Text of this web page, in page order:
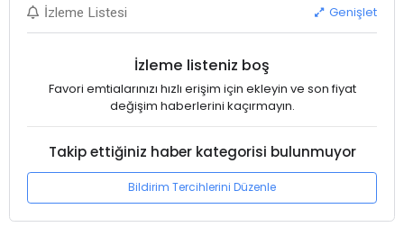
İzleme Listesi Genişlet
İzleme listeniz boş
Favori emtialarınızı hızlı erişim için ekleyin ve son fiyat
değişim haberlerini kaçırmayın.
Takip ettiğiniz haber kategorisi bulunmuyor
Bildirim Tercihlerini Düzenle